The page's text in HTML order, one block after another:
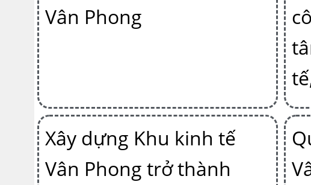
Vân Phong
Xây dựng Khu kinh tế
Vân Phong trở thành